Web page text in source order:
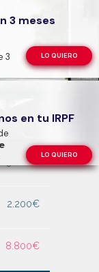
14.000€
3.000€
2.200€
8.800€
3 meses
3
LO QUIERO
en tu IRPF
LO QUIERO